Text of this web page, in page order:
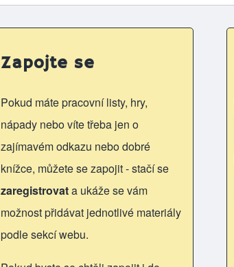
Zapojte se
Pokud máte pracovní listy, hry,
nápady nebo víte třeba jen o
zajímavém odkazu nebo dobré
knížce, můžete se zapojit - stačí se
zaregistrovata ukáže se vám
možnost přidávat jednotlivé materiály
podle sekcí webu.